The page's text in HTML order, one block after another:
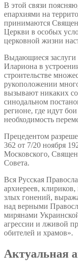
В этой связи
епархиями на
принимаются
Церкви в особых
церковной жизни
Выдающиеся заслуги
Илариона в
строительстве
рукоположении
вызывают никаких
синодальном
регионе, где идут
необходимость
Прецедентом
362 от 7/20 ноября
Московского,
Совета.
Вся Русская
архиереев,
злых гонений,
над верными
мирянами
агрессии и лживой
обителей и храмов».
Актуальная